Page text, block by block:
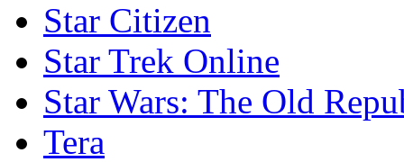
Star Citizen
Star Trek Online
Star Wars: The Old
Tera